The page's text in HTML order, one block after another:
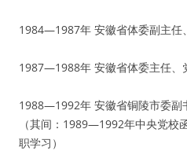
1984—1987年 安徽省体委副主任
1987—1988年 安徽省体委主任、
1988—1992年 安徽省铜陵市委副
（其间：1989—1992年中央党校
职学习）